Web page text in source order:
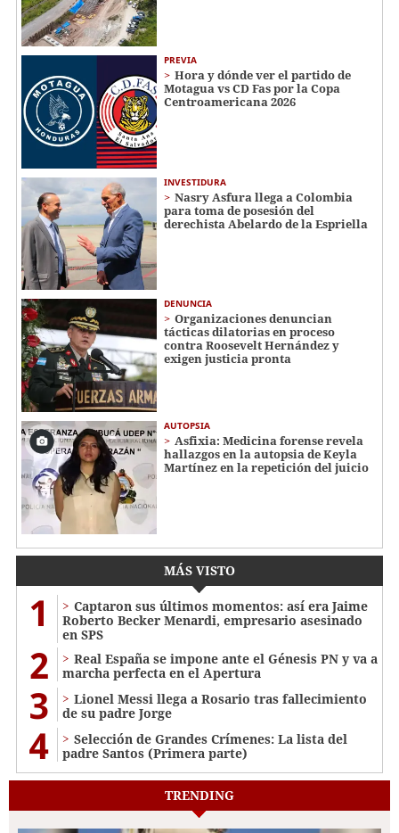
PREVIA
Hora y dónde ver el partido de
Motagua vs CD Fas por la Copa
Centroamericana 2026
INVESTIDURA
Nasry Asfura llega a Colombia
para toma de posesión del
derechista Abelardo de la Espriella
DENUNCIA
Organizaciones denuncian
tácticas dilatorias en proceso
contra Roosevelt Hernández y
exigen justicia pronta
AUTOPSIA
Asfixia: Medicina forense revela
hallazgos en la autopsia de Keyla
Martínez en la repetición del juicio
MÁS VISTO
1
Captaron sus últimos momentos: así era Jaime
Roberto Becker Menardi​​​, empresario asesinado
en SPS
2
Real España se impone ante el Génesis PN y va a
marcha perfecta en el Apertura
3
Lionel Messi llega a Rosario tras fallecimiento
de su padre Jorge
4
Selección de Grandes Crímenes: La lista del
padre Santos (Primera parte)
TRENDING